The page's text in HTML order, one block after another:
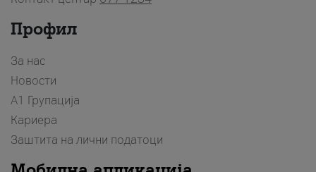
Профил
За нас
Новости
А1 Групација
Кариера
Заштита на лични податоци